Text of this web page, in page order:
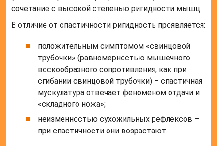
сочетание с высокой степенью ригидности мышц.
В отличие от спастичности ригидность проявляется:
положительным симптомом «свинцовой
трубочки» (равномерностью мышечного
воскообразного сопротивления, как при
сгибании свинцовой трубочки) – спастичная
мускулатура отвечает феноменом отдачи и
«складного ножа»;
неизменностью сухожильных рефлексов –
при спастичности они возрастают.